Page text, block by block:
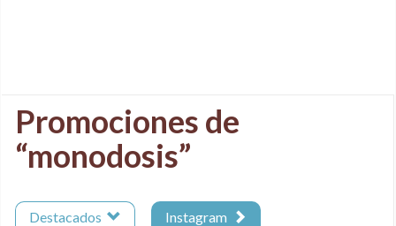
Promociones de
“monodosis”
Destacados Instagram